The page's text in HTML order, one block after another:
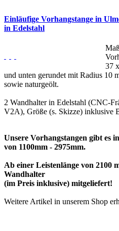
Einläufige Vorhangstange in
in Edelstahl
37
und unten gerundet mit Radius 10
sowie naturgeölt.
2 Wandhalter in Edelstahl (CNC-
V2A), Größe (s. Skizze) inklusive
Unsere Vorhangstangen gibt es
von 1100mm - 2975mm.
Ab einer Leistenlänge von 2100
Wandhalter
(im Preis inklusive) mitgeliefert!
Weitere Artikel in unserem Shop